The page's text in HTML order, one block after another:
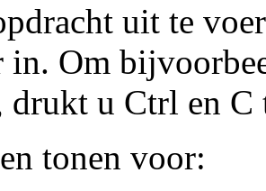
uit te
in. Om
drukt u Ctrl en
tonen voor: